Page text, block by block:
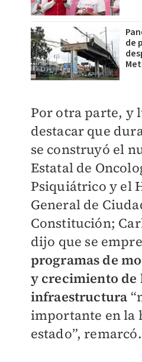
de
Por otra parte, y
destacar que
se construyó el
Estatal de
Psiquiátrico y el
General de
Constitución;
dijo que se
programas de
y crecimiento de
infraestructura
importante en la
estado”, remarcó.